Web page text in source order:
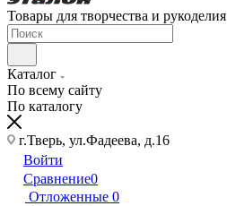
Товары для творчества и рукоделия
Каталог
По всему сайту
По каталогу
г.Тверь, ул.Фадеева, д.16
Войти
Сравнение0
Отложенные 0